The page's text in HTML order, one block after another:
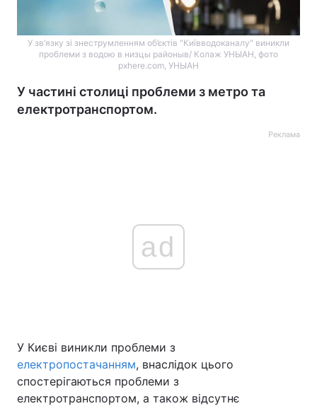
У зв’язку зі знеструмленням об’єктів "Київводоканалу" виникли
проблеми з водою в низцы районыв/ Колаж УНЫАН, фото
pxhere.com, УНЫАН
У частині столиці проблеми з метро та
електротранспортом.
Реклама
ad
У Києві виникли проблеми з
електропостачанням, внаслідок цього
спостерігаються проблеми з
електротранспортом, а також відсутнє